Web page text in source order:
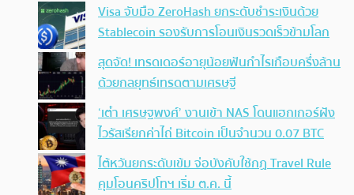
Visa จับมือ ZeroHash ยกระดับชำระเงินด้วย
Stablecoin รองรับการโอนเงินรวดเร็วข้ามโลก
สุดจัด! เทรดเดอร์อายุน้อยฟันกำไรเกือบครึ่งล้าน
ด้วยกลยุทธ์เทรดตามเศรษฐี
‘เต๋า เศรษฐพงศ์’ งานเข้า NAS โดนแฮกเกอร์ฝัง
ไวรัสเรียกค่าไถ่ Bitcoin เป็นจำนวน 0.07 BTC
ไต้หวันยกระดับเข้ม จ่อบังคับใช้กฏ Travel Rule
คุมโอนคริปโทฯ เริ่ม ต.ค. นี้